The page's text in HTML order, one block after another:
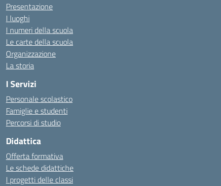
Presentazione
I luoghi
I numeri della scuola
Le carte della scuola
Organizzazione
La storia
I Servizi
Personale scolastico
Famiglie e studenti
Percorsi di studio
Didattica
Offerta formativa
Le schede didattiche
I progetti delle classi